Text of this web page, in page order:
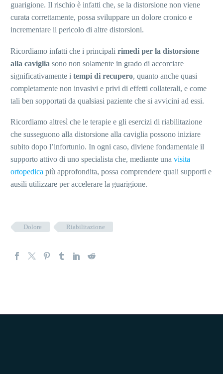
guarigione. Il rischio è infatti che, se la distorsione non viene
curata correttamente, possa sviluppare un dolore cronico e
incrementare il pericolo di altre distorsioni.
Ricordiamo infatti che i principali rimedi per la distorsione
alla caviglia sono non solamente in grado di accorciare
significativamente i tempi di recupero, quanto anche quasi
completamente non invasivi e privi di effetti collaterali, e come
tali ben sopportati da qualsiasi paziente che si avvicini ad essi.
Ricordiamo altresì che le terapie e gli esercizi di riabilitazione
che susseguono alla distorsione alla caviglia possono iniziare
subito dopo l’infortunio. In ogni caso, diviene fondamentale il
supporto attivo di uno specialista che, mediante una visita
ortopedica più approfondita, possa comprendere quali supporti e
ausili utilizzare per accelerare la guarigione.
Dolore Riabilitazione